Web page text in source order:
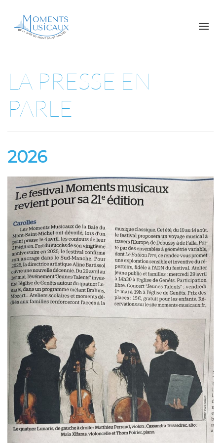
LA PRESSE EN
PARLE
2026